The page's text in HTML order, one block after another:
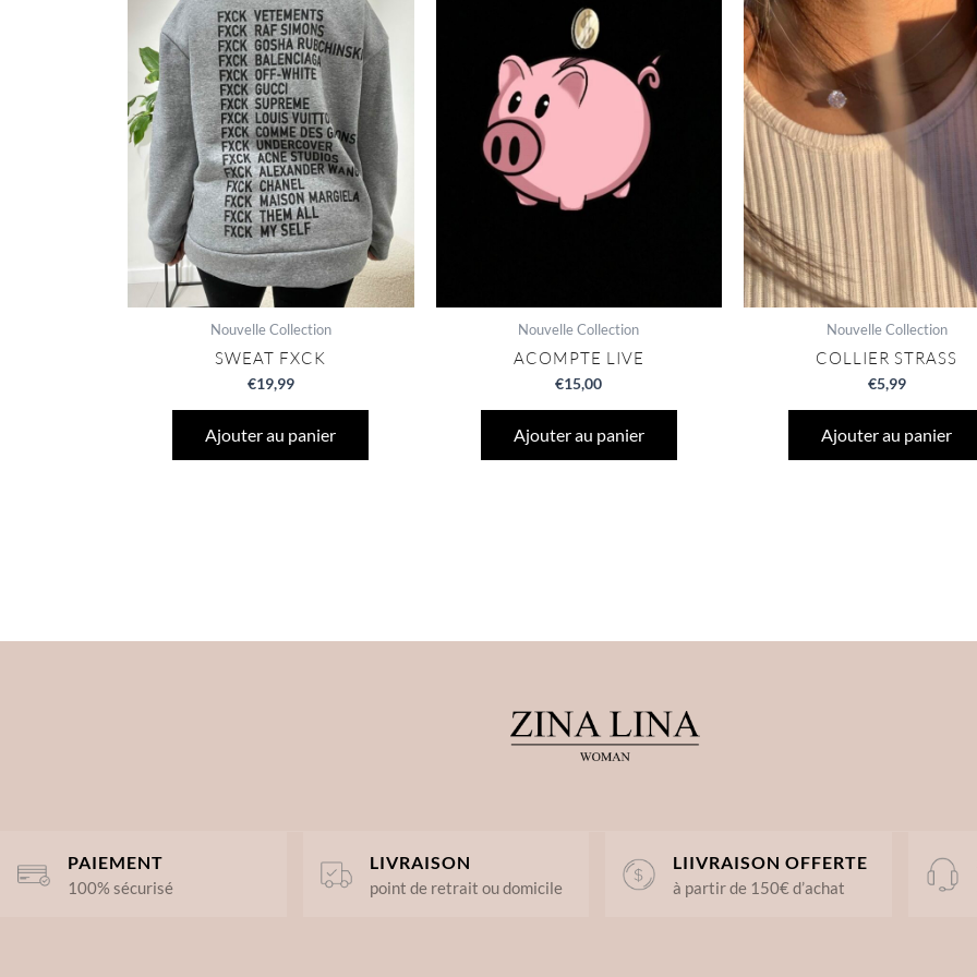
Nouvelle Collection
SWEAT FXCK
€19,99
Ajouter au panier
Nouvelle Collection
ACOMPTE LIVE
€15,00
Ajouter au panier
Nouvelle Collection
COLLIER STRASS
€5,99
Ajouter au panier
PAIEMENT
100% sécurisé
LIVRAISON
point de retrait ou domicile
LIIVRAISON OFFERTE
à partir de 150€ d’achat